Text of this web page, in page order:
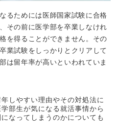
るためには医師国家試験に合格
その前に医学部を卒業しなけれ
を得ることができません。その
業試験をしっかりとクリアして
は留年率が高いといわれていま
しやすい理由やその対処法に
部生が気になる就活事情から
なってしまうのかについても